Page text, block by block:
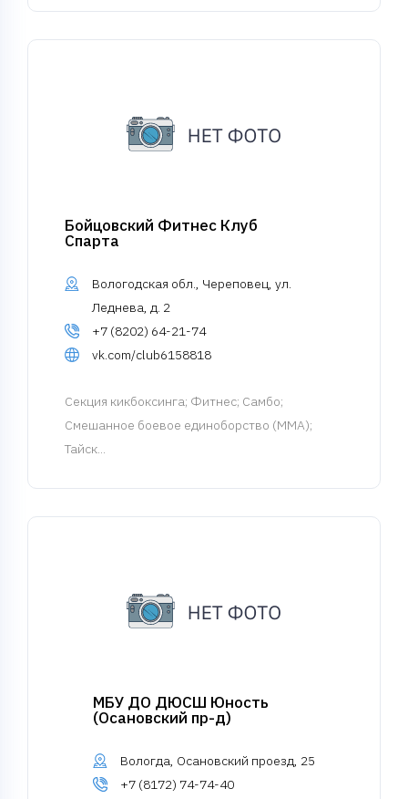
Бойцовский Фитнес Клуб
Спарта
Вологодская обл., Череповец, ул.
Леднева, д. 2
+7 (8202) 64-21-74
vk.com/club6158818
Cекция кикбоксинга; Фитнес; Самбо;
Смешанное боевое единоборство (MMA);
Тайск...
МБУ ДО ДЮСШ Юность
(Осановский пр-д)
Вологда, Осановский проезд, 25
+7 (8172) 74-74-40